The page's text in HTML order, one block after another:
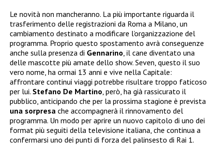
Le novità non mancheranno. La più importante riguarda il
trasferimento delle registrazioni da Roma a Milano, un
cambiamento destinato a modificare l’organizzazione del
programma. Proprio questo spostamento avrà conseguenze
anche sulla presenza di Gennarino , il cane diventato una
delle mascotte più amate dello show. Seven, questo il suo
vero nome, ha ormai 13 anni e vive nella Capitale:
affrontare continui viaggi potrebbe risultare troppo faticoso
per lui. Stefano De Martino , però, ha già rassicurato il
pubblico, anticipando che per la prossima stagione è prevista
una sorpresa che accompagnerà il rinnovamento del
programma. Un modo per aprire un nuovo capitolo di uno dei
format più seguiti della televisione italiana, che continua a
confermarsi uno dei punti di forza del palinsesto di Rai 1.